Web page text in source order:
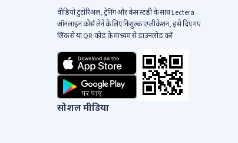
वीडियो टुटोरिअल, ट्रेनिंग और केस स्टडी के साथ Lectera
ऑनलाइन कोर्स लेने के लिए निःशुल्क एप्लीकेशन, इसे दिए गए
लिंक से या QR-कोड के माध्यम से डाउनलोड करें
सोशल मीडिया